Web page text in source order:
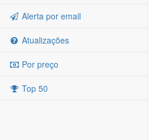
Alerta por email
Atualizações
Por preço
Top 50